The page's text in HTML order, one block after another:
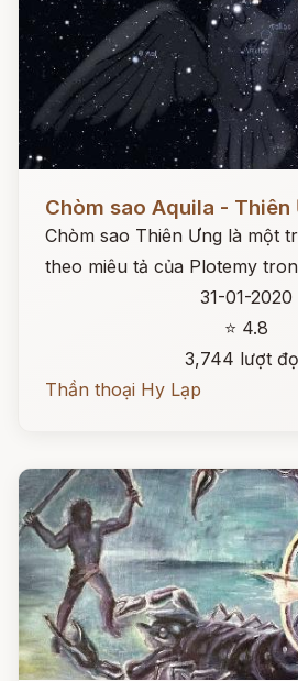
Chòm sao Aquila - Thiên
Chòm sao Thiên Ưng là một
theo miêu tả của Plotemy
31-01-2020
⭐ 4.8
3,744 lượt
Thần thoại Hy Lạp